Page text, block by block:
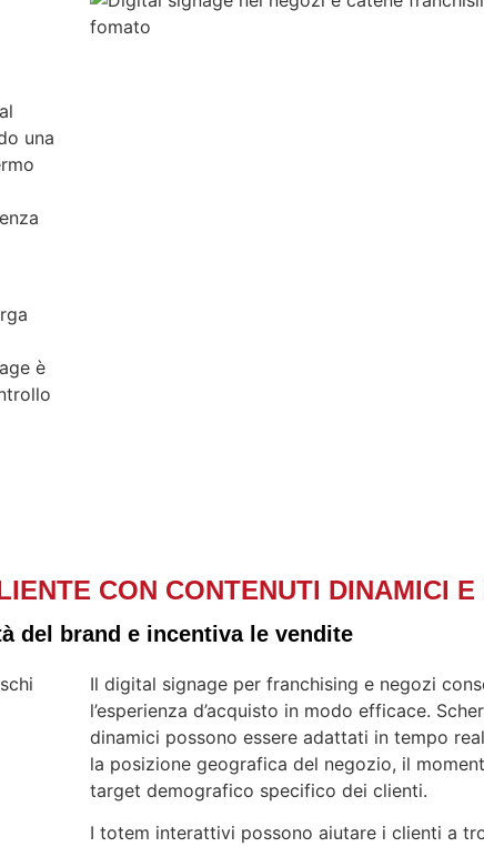
una
è
CON CONTENUTI DINAMICI
del brand e incentiva le vendite
Il digital signage per franchising e negozi
l’esperienza d’acquisto in modo efficace.
dinamici possono essere adattati in tempo
la posizione geografica del negozio, il
target demografico specifico dei clienti.
I totem interattivi possono aiutare i clienti a